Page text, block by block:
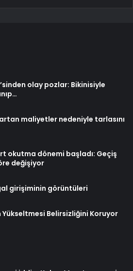
olay pozlar: Bikinisiyle
maliyetler nedeniyle tarlasını
okutma dönemi başladı: Geçiş
değişiyor
girişiminin görüntüleri
Yükseltmesi Belirsizliğini Koruyor